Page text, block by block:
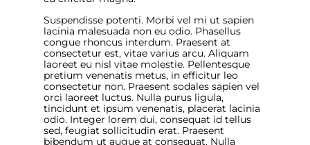
Suspendisse potenti. Morbi vel mi ut sapien
lacinia malesuada non eu odio. Phasellus
congue rhoncus interdum. Praesent at
consectetur est, vitae varius arcu. Aliquam
laoreet eu nisl vitae molestie. Pellentesque
pretium venenatis metus, in efficitur leo
consectetur non. Praesent sodales sapien vel
orci laoreet luctus. Nulla purus ligula,
tincidunt et ipsum venenatis, placerat lacinia
odio. Integer lorem dui, consequat id tellus
sed, feugiat sollicitudin erat. Praesent
bibendum ut augue at consequat. Nulla